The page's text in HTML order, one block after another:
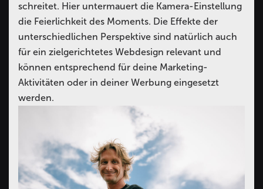
schreitet. Hier untermauert die Kamera-Einstellung
die Feierlichkeit des Moments. Die Effekte der
unterschiedlichen Perspektive sind natürlich auch
für ein zielgerichtetes Webdesign relevant und
können entsprechend für deine Marketing-
Aktivitäten oder in deiner Werbung eingesetzt
werden.